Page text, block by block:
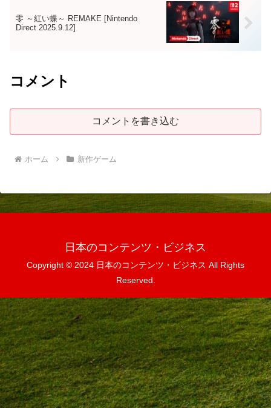
零 ～紅い蝶～ REMAKE [Nintendo
Direct 2025.9.12]
コメント
コメントを書き込む
ホーム 新作ゲーム
日本のコンテンツ・ビジネス
Copyright © 2024 日本のコンテンツ・ビジネス All Rights
Reserved.